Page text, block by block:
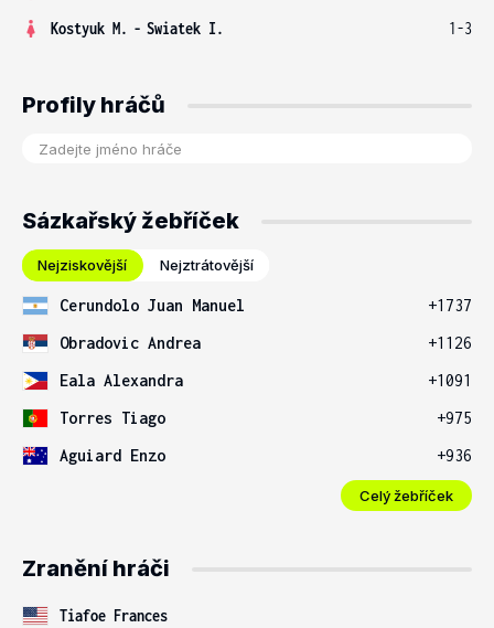
Kostyuk M. - Swiatek I. 1-3
Profily hráčů
Sázkařský žebříček
Nejziskovější Nejztrátovější
Cerundolo Juan Manuel
+1737
Obradovic Andrea
+1126
Eala Alexandra
+1091
Torres Tiago
+975
Aguiard Enzo
+936
Celý žebříček
Zranění hráči
Tiafoe Frances